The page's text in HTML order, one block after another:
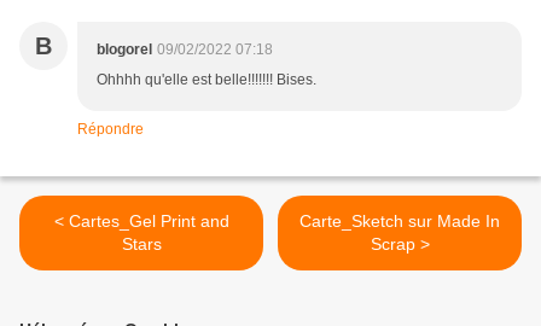
B blogorel 09/02/2022 07:18
Ohhhh qu'elle est belle!!!!!!! Bises.
Répondre
< Cartes_Gel Print and
Stars
Carte_Sketch sur Made In
Scrap >